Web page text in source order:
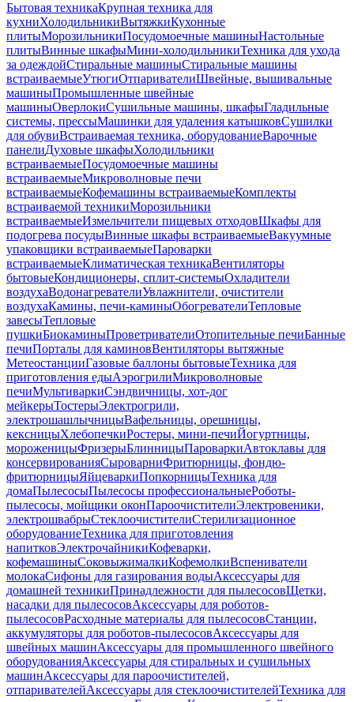
Бытовая техникаКрупная техника для
кухниХолодильникиВытяжкиКухонные
плитыМорозильникиПосудомоечные машиныНастольные
плитыВинные шкафыМини-холодильникиТехника для ухода
за одеждойСтиральные машиныСтиральные машины
встраиваемыеУтюгиОтпаривателиШвейные, вышивальные
машиныПромышленные швейные
машиныОверлокиСушильные машины, шкафыГладильные
системы, прессыМашинки для удаления катышковСушилки
для обувиВстраиваемая техника, оборудованиеВарочные
панелиДуховые шкафыХолодильники
встраиваемыеПосудомоечные машины
встраиваемыеМикроволновые печи
встраиваемыеКофемашины встраиваемыеКомплекты
встраиваемой техникиМорозильники
встраиваемыеИзмельчители пищевых отходовШкафы для
подогрева посудыВинные шкафы встраиваемыеВакуумные
упаковщики встраиваемыеПароварки
встраиваемыеКлиматическая техникаВентиляторы
бытовыеКондиционеры, сплит-системыОхладители
воздухаВодонагревателиУвлажнители, очистители
воздухаКамины, печи-каминыОбогревателиТепловые
завесыТепловые
пушкиБиокаминыПроветривателиОтопительные печиБанные
печиПорталы для каминовВентиляторы вытяжные
МетеостанцииГазовые баллоны бытовыеТехника для
приготовления едыАэрогрилиМикроволновые
печиМультиваркиСэндвичницы, хот-дог
мейкерыТостерыЭлектрогрили,
электрошашлычницыВафельницы, орешницы,
кексницыХлебопечкиРостеры, мини-печиЙогуртницы,
мороженицыФризерыБлинницыПароваркиАвтоклавы для
консервированияСыроварниФритюрницы, фондю-
фритюрницыЯйцеваркиПопкорницыТехника для
домаПылесосыПылесосы профессиональныеРоботы-
пылесосы, мойщики оконПароочистителиЭлектровеники,
электрошвабрыСтеклоочистителиСтерилизационное
оборудованиеТехника для приготовления
напитковЭлектрочайникиКофеварки,
кофемашиныСоковыжималкиКофемолкиВспениватели
молокаСифоны для газирования водыАксессуары для
домашней техникиПринадлежности для пылесосовЩетки,
насадки для пылесосовАксессуары для роботов-
пылесосовРасходные материалы для пылесосовСтанции,
аккумуляторы для роботов-пылесосовАксессуары для
швейных машинАксессуары для промышленного швейного
оборудованияАксессуары для стиральных и сушильных
машинАксессуары для пароочистителей,
отпаривателейАксессуары для стеклоочистителейТехника для